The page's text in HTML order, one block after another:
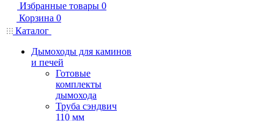
Избранные товары 0
Корзина 0
Каталог
Дымоходы для каминов
и печей
Готовые
комплекты
дымохода
Труба сэндвич
110 мм